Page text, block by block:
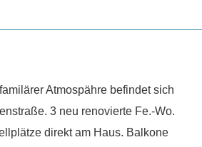
Atmospähre befindet sich
3 neu renovierte Fe.-Wo.
direkt am Haus. Balkone